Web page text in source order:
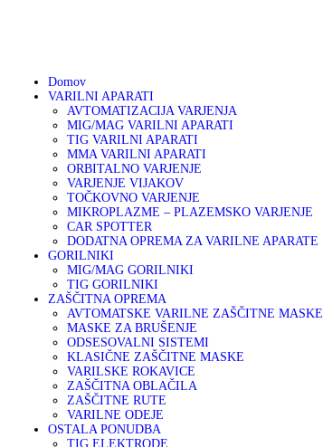
Domov
VARILNI APARATI
AVTOMATIZACIJA VARJENJA
MIG/MAG VARILNI APARATI
TIG VARILNI APARATI
MMA VARILNI APARATI
ORBITALNO VARJENJE
VARJENJE VIJAKOV
TOČKOVNO VARJENJE
MIKROPLAZME – PLAZEMSKO VARJENJE
CAR SPOTTER
DODATNA OPREMA ZA VARILNE APARATE
GORILNIKI
MIG/MAG GORILNIKI
TIG GORILNIKI
ZAŠČITNA OPREMA
AVTOMATSKE VARILNE ZAŠČITNE MASKE
MASKE ZA BRUŠENJE
ODSESOVALNI SISTEMI
KLASIČNE ZAŠČITNE MASKE
VARILSKE ROKAVICE
ZAŠČITNA OBLAČILA
ZAŠČITNE RUTE
VARILNE ODEJE
OSTALA PONUDBA
TIG ELEKTRODE